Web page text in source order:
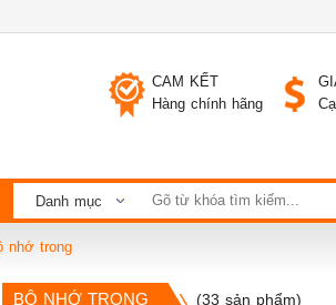
CAM KẾT
Hàng chính hãng
Danh mục
nhớ trong
BỘ NHỚ TRONG (33 sản phẩm)